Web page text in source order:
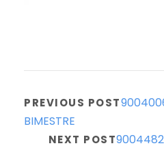
PREVIOUS POST
BIMESTRE
NEXT POST